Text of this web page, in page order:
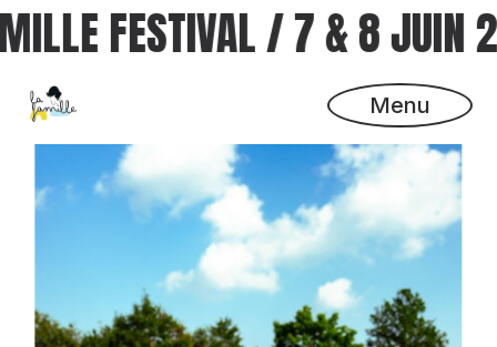
FESTIVAL/7 & 8 JUIN
Menu